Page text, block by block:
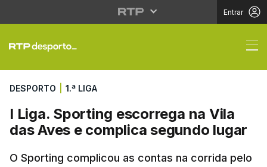
Entrar
I Liga. Sporting
DESPORTO 1.ª LIGA
I Liga. Sporting escorrega na Vila
das Aves e complica segundo lugar
O Sporting complicou as contas na corrida pelo